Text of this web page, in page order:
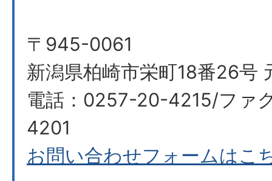
〒945-0061
新潟県柏崎市栄町18番26号
電話：0257-20-4215/ファ
4201
お問い合わせフォームはこ